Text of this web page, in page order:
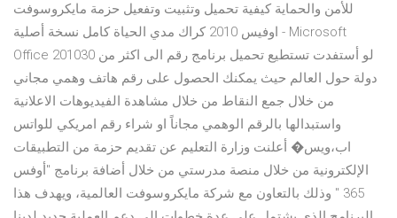
للأمن والحماية كيفية تحميل وتثبيت وتفعيل حزمة مايكروسوفت
اوفيس 2010 كراك مدي الحياة كامل نسخة أصلية - Microsoft
Office 2010لو أستفدت تستطيع تحميل برنامج رقم الى اكثر من 30
دولة حول العالم حيث يمكنك الحصول على رقم هاتف وهمي مجاني
من خلال جمع النقاط من خلال مشاهدة الفيديوهات الاعلانية
واستبدالها بالرقم الوهمي مجاناً او شراء رقم امريكي للواتس
اب،ويس� أعلنت وزارة التعليم عن تقديم حزمة من التطبيقات
الإلكترونية من خلال منصة مدرستي من خلال أضافة برنامج "أوفس
365 " وذلك بالتعاون مع شركة مايكروسوفت العالمية، ويهدف هذا